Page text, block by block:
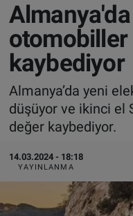
otomobiller
kaybediyor
Almanya’da yeni
düşüyor ve ikinci el
değer kaybediyor.
14.03.2024 - 18:18
YAYINLANMA
ALMANYA
FRANSA
AVUSTURYA
SAĞLIK - YAŞAM
BİLİM-TEKNOLOJİ
ALMANYA
TÜRKİYE
DÜNYA
BİLİM-TEKNOLOJİ
SAĞLIK
FOTO GALERİ
Trafik Durumu
Süper Lig Puan
Tüm Manşetler
Son Dakika
Haber Arşivi